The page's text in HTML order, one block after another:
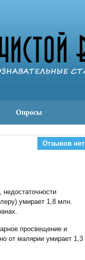
Опросы
Отзывов нет
умирает 1,8 млн.
просвещение и
от малярии умирает 1,3